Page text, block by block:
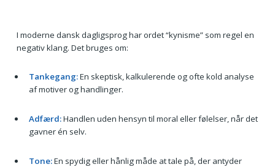
I moderne dansk dagligsprog har ordet “kynisme” som regel en
negativ klang. Det bruges om:
Tankegang:En skeptisk, kalkulerende og ofte kold analyse
af motiver og handlinger.
Adfærd:Handlen uden hensyn til moral eller følelser, når det
gavner én selv.
Tone:En spydig eller hånlig måde at tale på, der antyder